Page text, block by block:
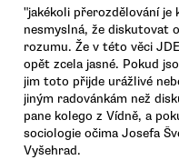
"jakékoli přerozdělování
nesmyslná, že diskutovat
rozumu. Že v této věci
opět zcela jasné. Pokud
jim toto přijde urážlivé
jiným radovánkám než
pane kolego z Vídně, a
sociologie očima Josefa
Vyšehrad.